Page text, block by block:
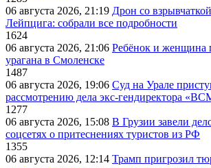
06 августа 2026, 21:19 Дрон со
Лейпцига: собрали все подробности
1624
06 августа 2026, 21:06 Ребёнок и женщина
урагана в Смоленске
1487
06 августа 2026, 19:06 Суд на Урале
рассмотрению дела экс-гендиректора
1277
06 августа 2026, 15:08 В Грузии завели
соцсетях о притеснениях туристов из РФ
1355
06 августа 2026, 12:14 Трамп пригрозил